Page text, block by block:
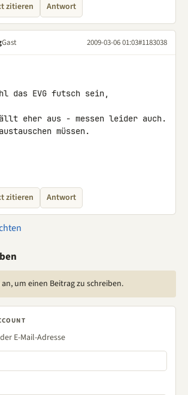
zitieren Antwort
Gast 2009-03-06 01:03#1183038
das EVG futsch sein,
eher aus - messen leider auch.
müssen.
zitieren Antwort
um einen Beitrag zu schreiben.
E-Mail-Adresse